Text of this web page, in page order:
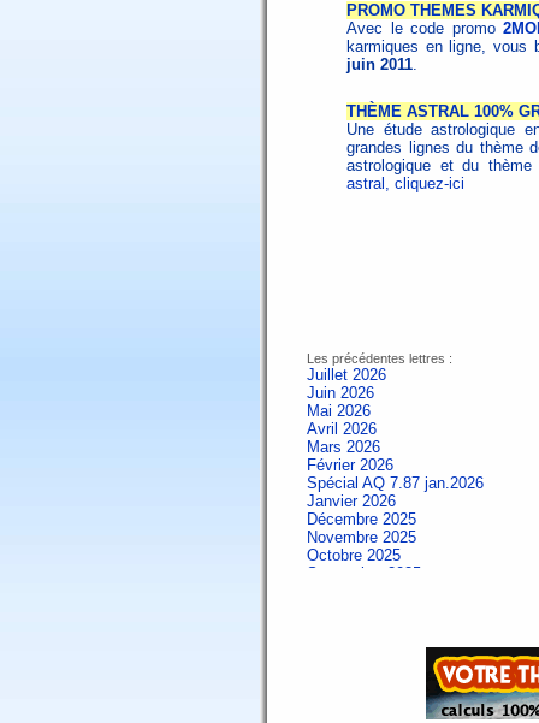
PROMO THEMES
Avec le code promo
karmiques en ligne, vous
juin 2011.
THÈME ASTRAL 100%
Une étude astrologique
grandes lignes du thème
astrologique et du
astral, cliquez-ici
Les précédentes lettres :
Juillet 2026
Juin 2026
Mai 2026
Avril 2026
Mars 2026
Février 2026
Spécial AQ 7.87 jan.2026
Janvier 2026
Décembre 2025
Novembre 2025
Octobre 2025
Septembre 2025
Spécial AQ 7.84 jan.2025